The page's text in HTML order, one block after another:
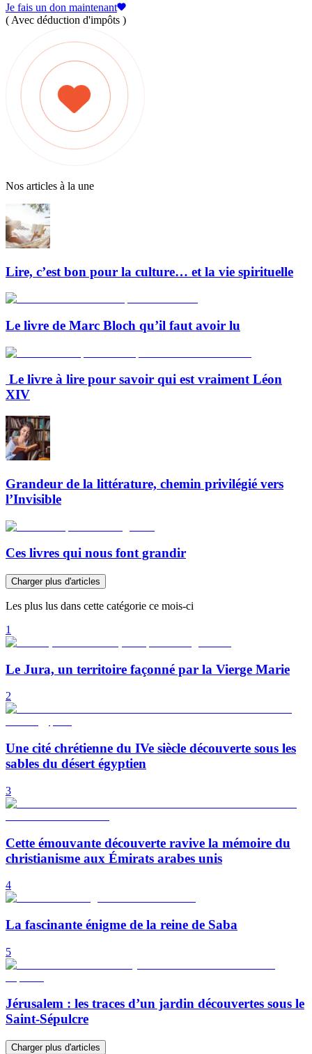
Je fais un don maintenant
( Avec déduction d'impôts )
Nos articles à la une
Lire, c’est bon pour la culture… et la vie spirituelle
Le livre de Marc Bloch qu’il faut avoir lu
Le livre à lire pour savoir qui est vraiment Léon
XIV
Grandeur de la littérature, chemin privilégié vers
l’Invisible
Ces livres qui nous font grandir
Charger plus d'articles
Les plus lus dans cette catégorie ce mois-ci
1
Le Jura, un territoire façonné par la Vierge Marie
2
Une cité chrétienne du IVe siècle découverte sous les
sables du désert égyptien
3
Cette émouvante découverte ravive la mémoire du
christianisme aux Émirats arabes unis
4
La fascinante énigme de la reine de Saba
5
Jérusalem : les traces d’un jardin découvertes sous le
Saint-Sépulcre
Charger plus d'articles